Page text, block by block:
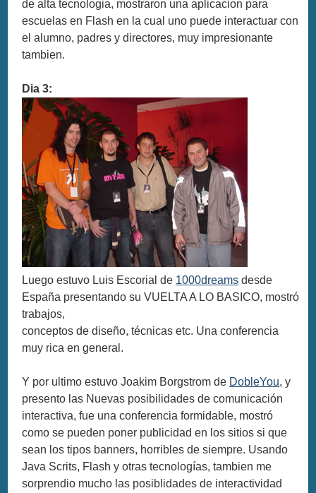
de alta tecnologia, mostraron una aplicacion para
escuelas en Flash en la cual uno puede interactuar con
el alumno, padres y directores, muy impresionante
tambien.
Dia 3:
Luego estuvo Luis Escorial de 1000dreams desde
España presentando su VUELTA A LO BASICO, mostró
trabajos,
conceptos de diseño, técnicas etc. Una conferencia
muy rica en general.
Y por ultimo estuvo Joakim Borgstrom de DobleYou, y
presento las Nuevas posibilidades de comunicación
interactiva, fue una conferencia formidable, mostró
como se pueden poner publicidad en los sitios si que
sean los tipos banners, horribles de siempre. Usando
Java Scrits, Flash y otras tecnologías, tambien me
sorprendio mucho las posiblidades de interactividad